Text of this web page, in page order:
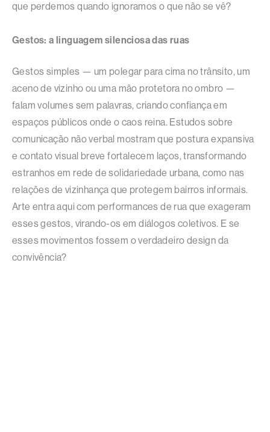
que perdemos quando ignoramos o que não se vê?​
Gestos: a linguagem silenciosa das ruas
Gestos simples — um polegar para cima no trânsito, um
aceno de vizinho ou uma mão protetora no ombro —
falam volumes sem palavras, criando confiança em
espaços públicos onde o caos reina. Estudos sobre
comunicação não verbal mostram que postura expansiva
e contato visual breve fortalecem laços, transformando
estranhos em rede de solidariedade urbana, como nas
relações de vizinhança que protegem bairros informais.
Arte entra aqui com performances de rua que exageram
esses gestos, virando-os em diálogos coletivos. E se
esses movimentos fossem o verdadeiro design da
convivência?​